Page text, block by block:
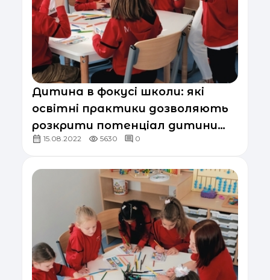
Дитина в фокусі школи: які
освітні практики дозволяють
розкрити потенціал дитини
ще в початковій школі
15.08.2022 5630 0